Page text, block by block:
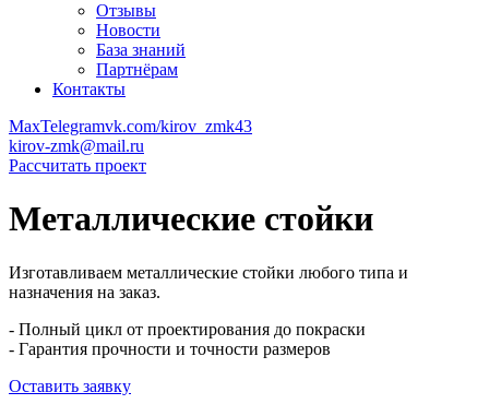
Отзывы
Новости
База знаний
Партнёрам
Контакты
MaxTelegramvk.com/kirov_zmk43
kirov-zmk@mail.ru
Рассчитать проект
Металлические стойки
Изготавливаем металлические стойки любого типа и
назначения на заказ.
- Полный цикл от проектирования до покраски
- Гарантия прочности и точности размеров
Оставить заявку